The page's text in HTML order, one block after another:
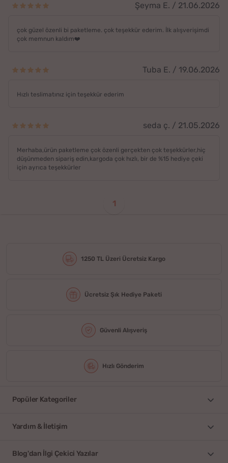
Şeyma E. / 21.06.2026
çok güzel özenli bi paketleme. çok teşekkür ederim. İlk alışverişimdi
çok memnun kaldım❤️
Tuba E. / 19.06.2026
Hızlı teslimatınız için teşekkür ederim
seda ç. / 21.05.2026
Merhaba,ürün paketleme çok özenli gerçekten çok teşekkürler,hiç
düşünmeden sipariş edin,kargoda çok hızlı, bir de %15 hediye çeki
için ayrıca teşekkürler
1
1250 TL Üzeri Ücretsiz Kargo
Ücretsiz Şık Hediye Paketi
Güvenli Alışveriş
Hızlı Gönderim
Popüler Kategoriler
Yardım & İletişim
Blog'dan İlgi Çekici Yazılar